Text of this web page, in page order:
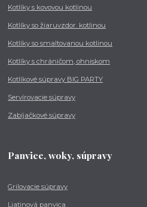
Kotlíky s kovovou kotlinou
Kotlíky so žiaruvzdor. kotlinou
Kotlíky so smaltovanou kotlinou
Kotlíky s chráničom, ohniskom
Kotlíkové súpravy BIG PARTY
Servírovacie súpravy
Zabíjačkové súpravy
Panvice, woky, súpravy
Grilovacie súpravy
Liatinová panvica